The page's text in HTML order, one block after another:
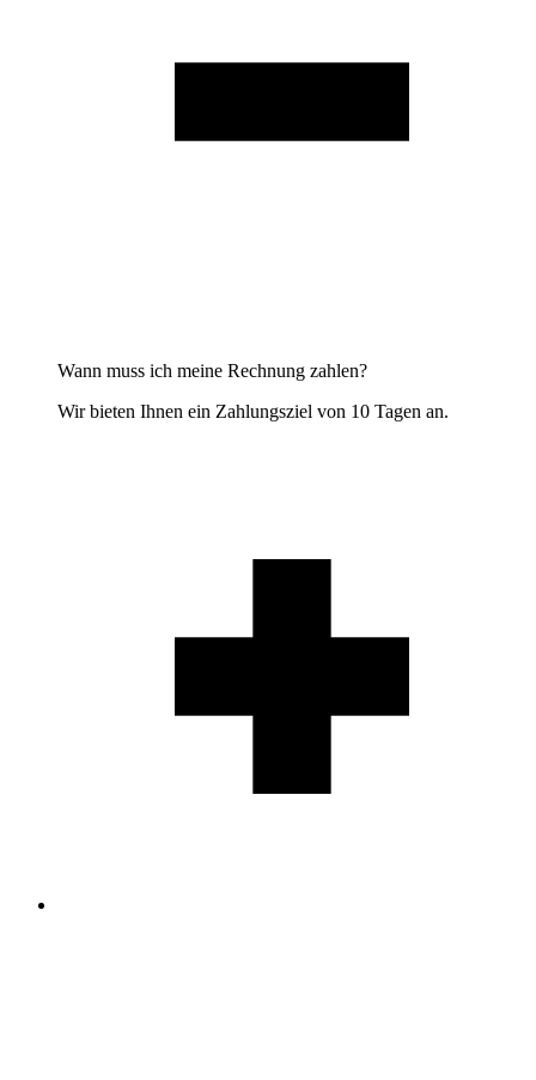
Wann muss ich meine Rechnung zahlen?
Wir bieten Ihnen ein Zahlungsziel von 10 Tagen an.